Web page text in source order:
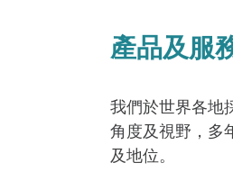
產品及服
我們於世界各地
角度及視野，多
及地位。